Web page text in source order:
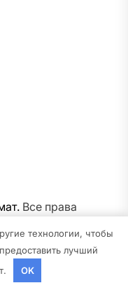
Все права
технологии, чтобы
лучший
OK